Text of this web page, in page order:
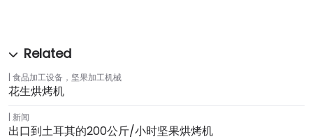
食品加工设备 ， 坚果加工机械
花生烘烤机
新闻
出口到土耳其的200公斤/小时坚果烘烤机